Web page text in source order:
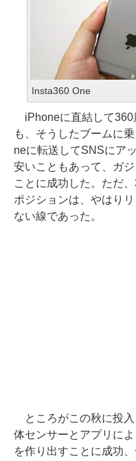
Insta360 One
iPhoneに直結して360
も、そうしたブームに
neに転送してSNSにア
安いこともあって、ガ
ことに成功した。ただ
ポジションは、やはり
ない線であった。
ところがこの秋に投入
体センサーとアプリに
を作り出すことに成功